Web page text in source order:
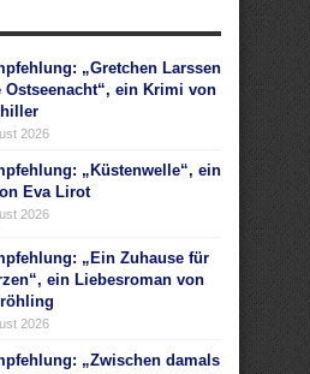
„Gretchen Larssen
Ostseenacht“, ein Krimi von
2026
„Küstenwelle“, ein
Eva Lirot
2026
„Ein Zuhause für
ein Liebesroman von
2026
„Zwischen damals